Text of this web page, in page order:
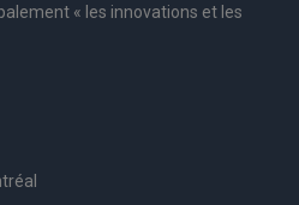
« les innovations et les